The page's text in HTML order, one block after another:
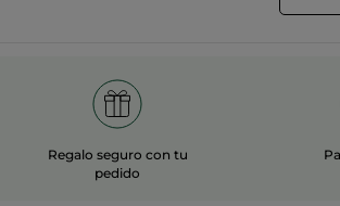
Regalo seguro con tu
pedido